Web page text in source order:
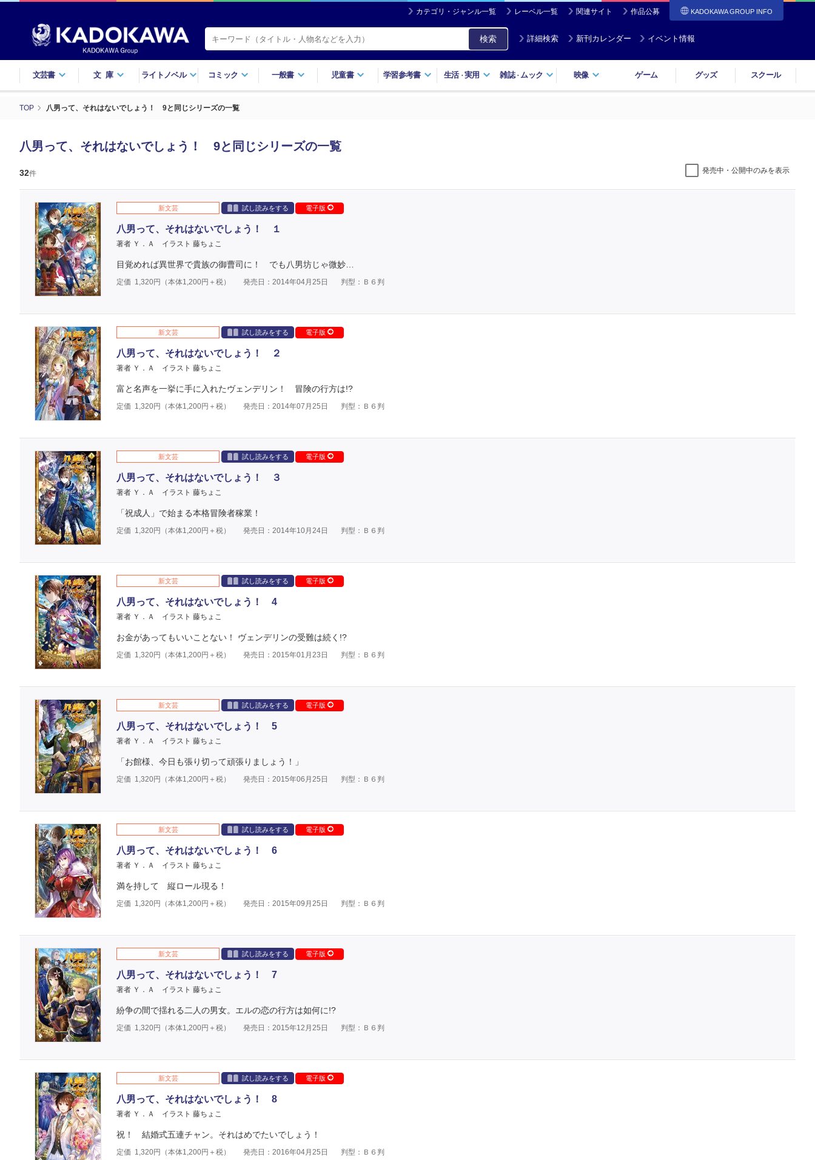
カテゴリ・ジャンル一覧 レーベル一覧 関連サイト 作品公募 KADOKAWA GROUP INFO
検索 詳細検索 新刊カレンダー イベント情報
文芸書 文庫 ライトノベル コミック 一般書 児童書 学習参考書 生活・実用 雑誌・ ムック 映像 ゲーム グッズ スクール
TOP 八男って、それはないでしょう！ 9と同じシリーズの一覧
八男って、それはないでしょう！ 9と同じシリーズの一覧
32件 発売中・公開中のみを表示
新文芸 試し読みをする 電子版
八男って、それはないでしょう！ １
著者 Ｙ．Ａ イラスト 藤ちょこ
目覚めれば異世界で貴族の御曹司に！ でも八男坊じゃ微妙…
定価 1,320円（本体1,200円＋税） 発売日：2014年04月25日 判型：Ｂ６判
新文芸 試し読みをする 電子版
八男って、それはないでしょう！ ２
著者 Ｙ．Ａ イラスト 藤ちょこ
富と名声を一挙に手に入れたヴェンデリン！ 冒険の行方は!?
定価 1,320円（本体1,200円＋税） 発売日：2014年07月25日 判型：Ｂ６判
新文芸 試し読みをする 電子版
八男って、それはないでしょう！ ３
著者 Ｙ．Ａ イラスト 藤ちょこ
「祝成人」で始まる本格冒険者稼業！
定価 1,320円（本体1,200円＋税） 発売日：2014年10月24日 判型：Ｂ６判
新文芸 試し読みをする 電子版
八男って、それはないでしょう！ 4
著者 Ｙ．Ａ イラスト 藤ちょこ
お金があってもいいことない！ ヴェンデリンの受難は続く!?
定価 1,320円（本体1,200円＋税） 発売日：2015年01月23日 判型：Ｂ６判
新文芸 試し読みをする 電子版
八男って、それはないでしょう！ 5
著者 Ｙ．Ａ イラスト 藤ちょこ
「お館様、今日も張り切って頑張りましょう！」
定価 1,320円（本体1,200円＋税） 発売日：2015年06月25日 判型：Ｂ６判
新文芸 試し読みをする 電子版
八男って、それはないでしょう！ 6
著者 Ｙ．Ａ イラスト 藤ちょこ
満を持して 縦ロール現る！
定価 1,320円（本体1,200円＋税） 発売日：2015年09月25日 判型：Ｂ６判
新文芸 試し読みをする 電子版
八男って、それはないでしょう！ 7
著者 Ｙ．Ａ イラスト 藤ちょこ
紛争の間で揺れる二人の男女。エルの恋の行方は如何に!?
定価 1,320円（本体1,200円＋税） 発売日：2015年12月25日 判型：Ｂ６判
新文芸 試し読みをする 電子版
八男って、それはないでしょう！ 8
著者 Ｙ．Ａ イラスト 藤ちょこ
祝！ 結婚式五連チャン。それはめでたいでしょう！
定価 1,320円（本体1,200円＋税） 発売日：2016年04月25日 判型：Ｂ６判